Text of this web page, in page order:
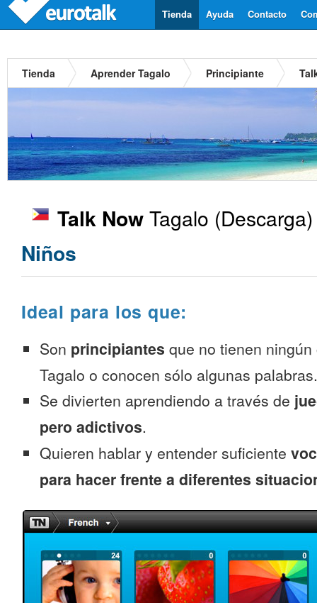
Contacto
Ayuda
Tienda
Tienda Aprender Tagalo Principiante
Talk NowTagalo
Niños
Ideal para los que:
Son principiantes que no tienen
Tagalo o conocen sólo algunas palabras.
Se divierten aprendiendo a través de
pero adictivos.
Quieren hablar y entender suficiente
para hacer frente a diferentes